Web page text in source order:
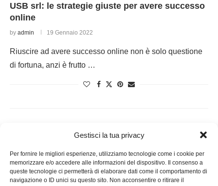
Gestisci la tua privacy
Per fornire le migliori esperienze, utilizziamo tecnologie come i cookie per
memorizzare e/o accedere alle informazioni del dispositivo. Il consenso a
queste tecnologie ci permetterà di elaborare dati come il comportamento di
navigazione o ID unici su questo sito. Non acconsentire o ritirare il
USB srl: le strategie giuste per avere successo
online
by admin 19 Gennaio 2022
Riuscire ad avere successo online non è solo questione
di fortuna, anzi è frutto …